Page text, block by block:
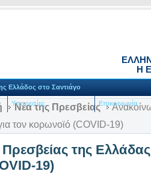
Η
Ελλάδος στο Σαντιάγο
Υπηρεσίες Επικοινωνία
Νέα της Πρεσβείας
τον κορωνοϊό (COVID-19)
της Ελλάδας
19)